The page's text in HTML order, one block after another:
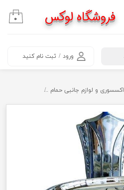
ورود / ثبت نام کنید
۰ فروشگاه لوکس
اکسسوری و لوازم جانبی حمام